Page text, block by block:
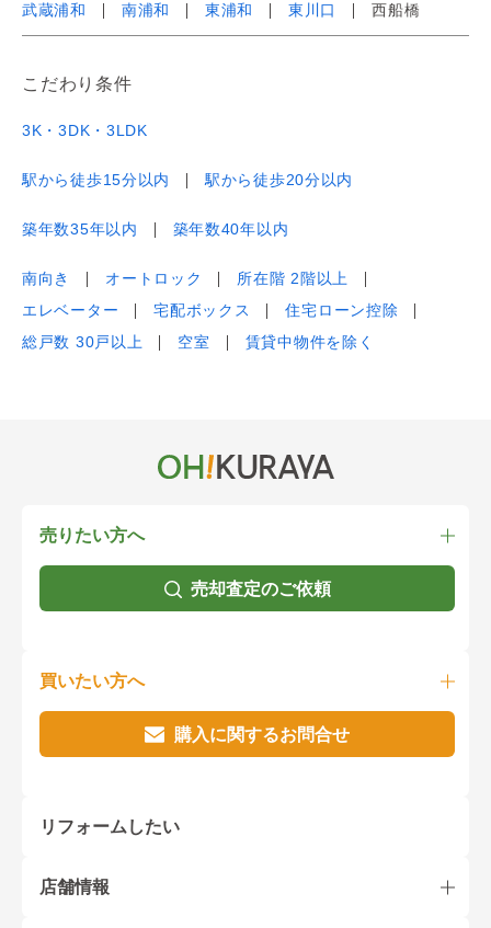
武蔵浦和 南浦和 東浦和 東川口 西船橋
こだわり条件
3K・3DK・3LDK
駅から徒歩15分以内 駅から徒歩20分以内
築年数35年以内 築年数40年以内
南向き オートロック
所在階 2階以上
エレベーター
宅配ボックス
住宅ローン控除
総戸数 30戸以上
空室 賃貸中物件を除く
売りたい方へ
売却査定のご依頼
買いたい方へ
購入に関するお問合せ
リフォームしたい
店舗情報